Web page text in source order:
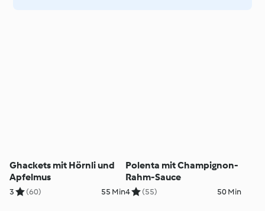
Ghackets mit Hörnli und
Apfelmus
3 (60) 55 Min
Polenta mit Champignon-
Rahm-Sauce
4 (55) 50 Min